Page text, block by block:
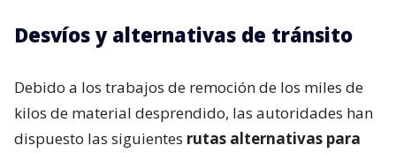
Desvíos y alternativas de tránsito
Debido a los trabajos de remoción de los miles de
kilos de material desprendido, las autoridades han
dispuesto las siguientes rutas alternativas para